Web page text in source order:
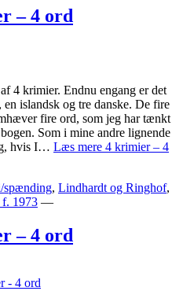
– 4 ord
4 krimier. Endnu engang er det
islandsk og tre danske. De fire
fire ord, som jeg har tænkt
Som i mine andre lignende
hvis I… Læs mere 4 krimier – 4
spænding, Lindhardt og Ringhof,
f. 1973 —
– 4 ord